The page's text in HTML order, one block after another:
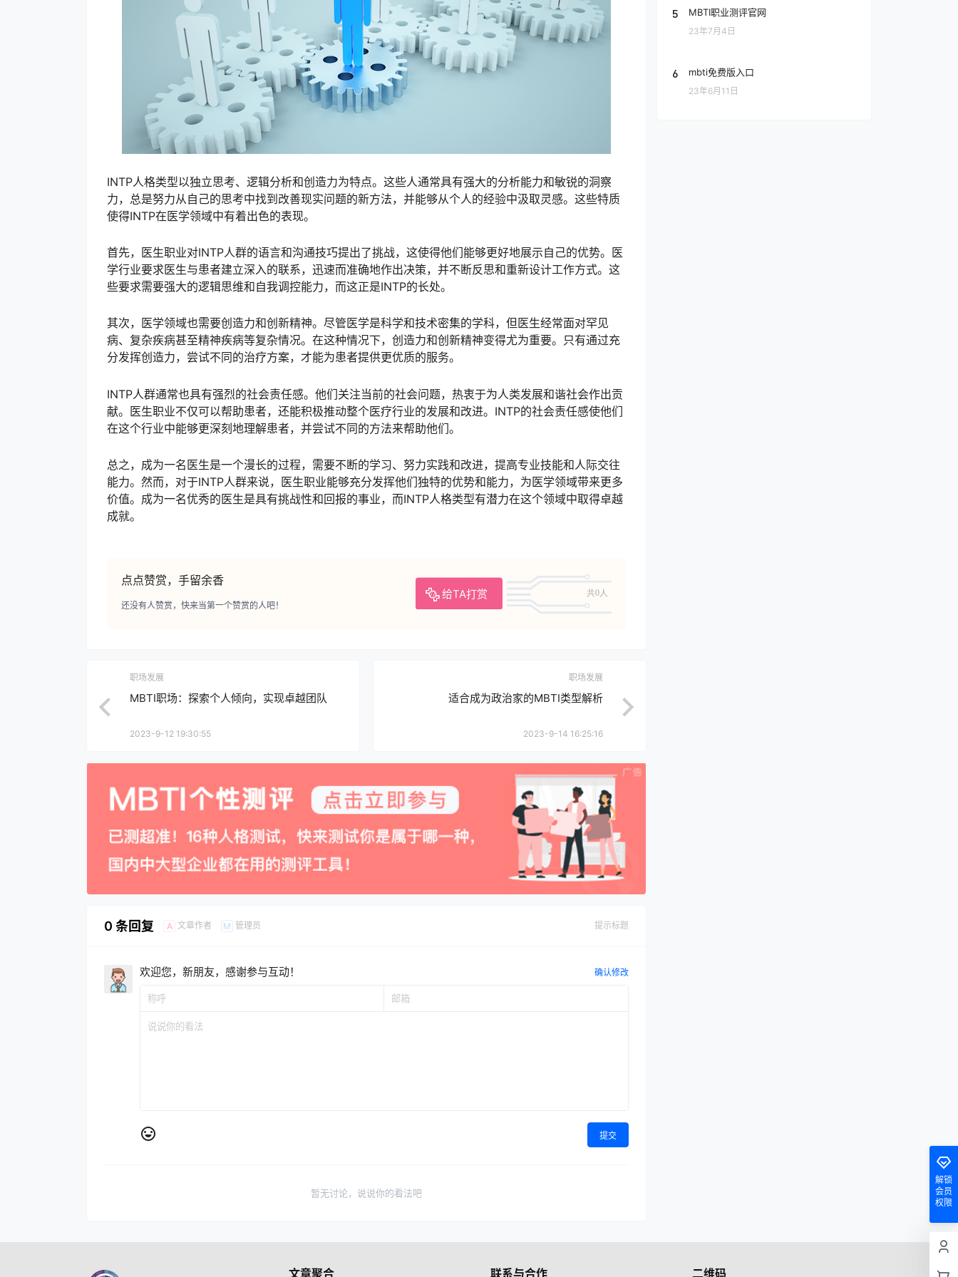
INTP人格类型以独立思考、逻辑分析和创造力为特点。这些人通常具有强大的分析能力和敏锐的洞察
力，总是努力从自己的思考中找到改善现实问题的新方法，并能够从个人的经验中汲取灵感。这些特质
使得INTP在医学领域中有着出色的表现。
首先，医生职业对INTP人群的语言和沟通技巧提出了挑战，这使得他们能够更好地展示自己的优势。医
学行业要求医生与患者建立深入的联系，迅速而准确地作出决策，并不断反思和重新设计工作方式。这
些要求需要强大的逻辑思维和自我调控能力，而这正是INTP的长处。
其次，医学领域也需要创造力和创新精神。尽管医学是科学和技术密集的学科，但医生经常面对罕见
病、复杂疾病甚至精神疾病等复杂情况。在这种情况下，创造力和创新精神变得尤为重要。只有通过充
分发挥创造力，尝试不同的治疗方案，才能为患者提供更优质的服务。
INTP人群通常也具有强烈的社会责任感。他们关注当前的社会问题，热衷于为人类发展和谐社会作出贡
献。医生职业不仅可以帮助患者，还能积极推动整个医疗行业的发展和改进。INTP的社会责任感使他们
在这个行业中能够更深刻地理解患者，并尝试不同的方法来帮助他们。
总之，成为一名医生是一个漫长的过程，需要不断的学习、努力实践和改进，提高专业技能和人际交往
能力。然而，对于INTP人群来说，医生职业能够充分发挥他们独特的优势和能力，为医学领域带来更多
价值。成为一名优秀的医生是具有挑战性和回报的事业，而INTP人格类型有潜力在这个领域中取得卓越
成就。
点点赞赏，手留余香
给TA打赏 共0人
还没有人赞赏，快来当第一个赞赏的人吧！
职场发展
MBTI职场：探索个人倾向，实现卓越团队
2023-9-12 19:30:55
职场发展
适合成为政治家的MBTI类型解析
2023-9-14 16:25:16
0 条回复 A 文章作者 M 管理员 提示标题
欢迎您，新朋友，感谢参与互动！ 确认修改
提交
暂无讨论，说说你的看法吧
5 MBTI职业测评官网
23年7月4日
6 mbti免费版入口
23年6月11日
解锁
会员
权限
文章聚合 联系与合作 二维码